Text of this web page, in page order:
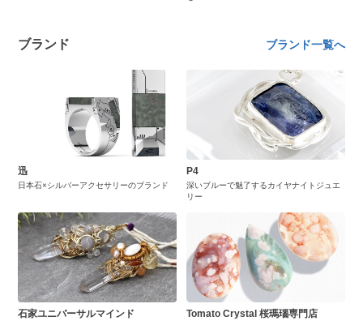
ブランド ブランド一覧へ
迅
日本石×シルバーアクセサリーのブランド
P4
深いブルーで魅了するカイヤナイトジュエ
リー
石家ユニバーサルマインド Tomato Crystal 桜瑪瑙専門店